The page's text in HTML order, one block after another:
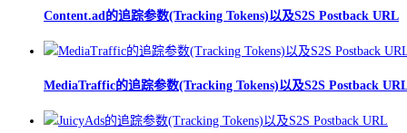
Content.ad的追踪参数(Tracking Tokens)以及S2S Postback URL
MediaTraffic的追踪参数(Tracking Tokens)以及S2S Postback